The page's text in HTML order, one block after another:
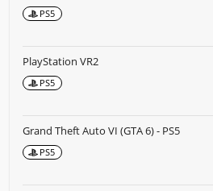
PS5
PlayStation VR2
PS5
Grand Theft Auto VI (GTA 6) - PS5
PS5